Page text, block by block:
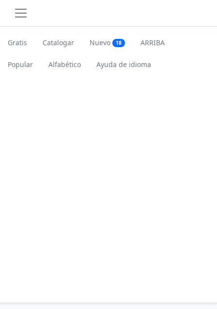
Gratis Catalogar Nuevo 18 ARRIBA
Popular Alfabético Ayuda de idioma